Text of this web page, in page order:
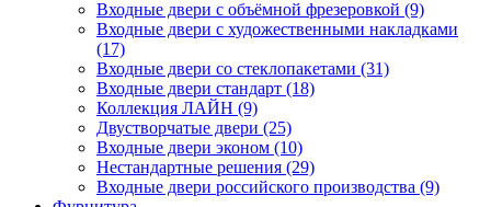
Входные двери с объёмной фрезеровкой (9)
Входные двери с художественными накладками
(17)
Входные двери со стеклопакетами (31)
Входные двери стандарт (18)
Коллекция ЛАЙН (9)
Двустворчатые двери (25)
Входные двери эконом (10)
Нестандартные решения (29)
Входные двери российского производства (9)